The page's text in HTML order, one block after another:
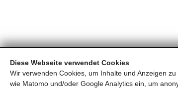
Diese Webseite verwendet Cookies
Wir verwenden Cookies, um Inhalte und Anzeigen
wie Matomo und/oder Google Analytics ein, um